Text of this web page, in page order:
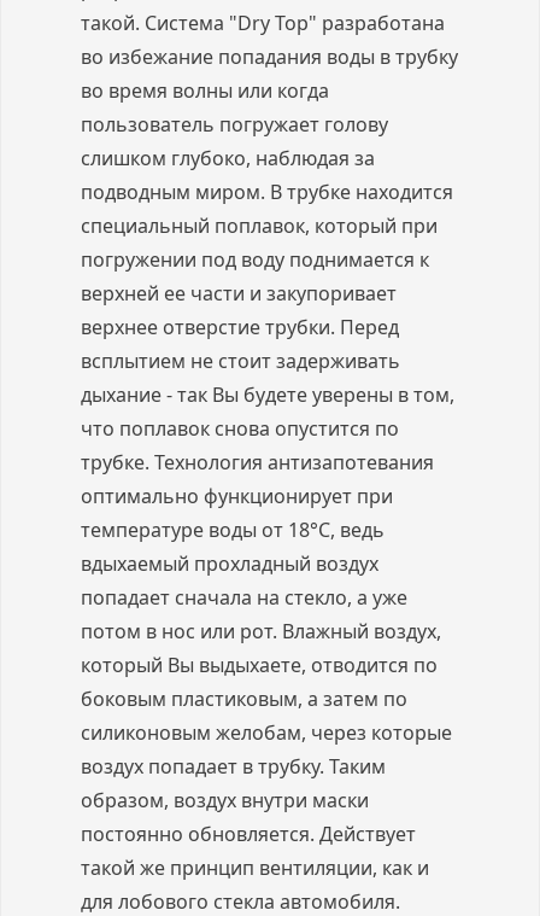
такой. Система "Dry Top" разработана
во избежание попадания воды в трубку
во время волны или когда
пользователь погружает голову
слишком глубоко, наблюдая за
подводным миром. В трубке находится
специальный поплавок, который при
погружении под воду поднимается к
верхней ее части и закупоривает
верхнее отверстие трубки. Перед
всплытием не стоит задерживать
дыхание - так Вы будете уверены в том,
что поплавок снова опустится по
трубке. Технология антизапотевания
оптимально функционирует при
температуре воды от 18°C, ведь
вдыхаемый прохладный воздух
попадает сначала на стекло, а уже
потом в нос или рот. Влажный воздух,
который Вы выдыхаете, отводится по
боковым пластиковым, а затем по
силиконовым желобам, через которые
воздух попадает в трубку. Таким
образом, воздух внутри маски
постоянно обновляется. Действует
такой же принцип вентиляции, как и
для лобового стекла автомобиля.